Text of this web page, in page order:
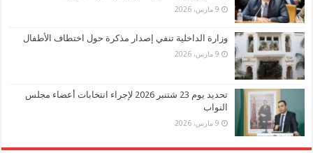
9 مارس، 2026
وزارة الداخلية تنفي إصدار مذكرة حول اختطاف الأطفال
9 مارس، 2026
تحديد يوم 23 شتنبر 2026 لإجراء انتخابات أعضاء مجلس
النواب
9 مارس، 2026